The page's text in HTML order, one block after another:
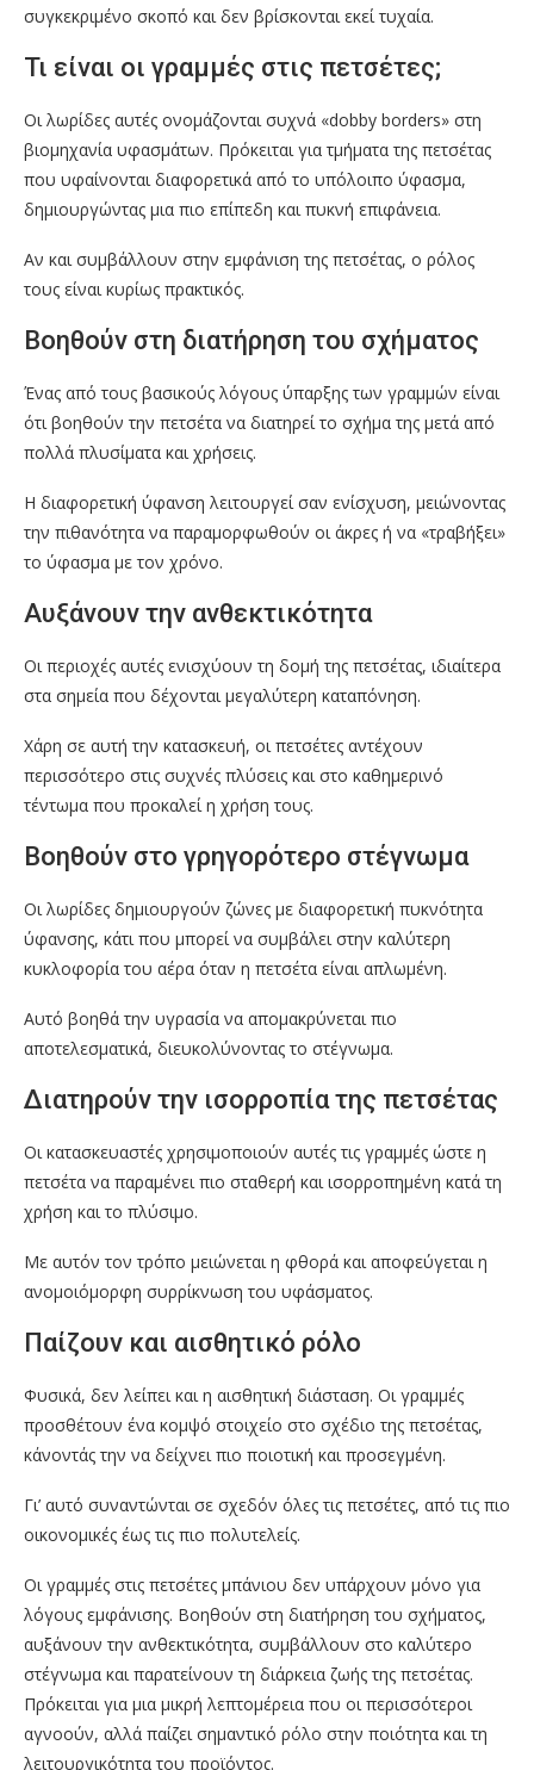
συγκεκριμένο σκοπό και δεν βρίσκονται εκεί τυχαία.
Τι είναι οι γραμμές στις πετσέτες;
Οι λωρίδες αυτές ονομάζονται συχνά «dobby borders» στη
βιομηχανία υφασμάτων. Πρόκειται για τμήματα της πετσέτας
που υφαίνονται διαφορετικά από το υπόλοιπο ύφασμα,
δημιουργώντας μια πιο επίπεδη και πυκνή επιφάνεια.
Αν και συμβάλλουν στην εμφάνιση της πετσέτας, ο ρόλος
τους είναι κυρίως πρακτικός.
Βοηθούν στη διατήρηση του σχήματος
Ένας από τους βασικούς λόγους ύπαρξης των γραμμών είναι
ότι βοηθούν την πετσέτα να διατηρεί το σχήμα της μετά από
πολλά πλυσίματα και χρήσεις.
Η διαφορετική ύφανση λειτουργεί σαν ενίσχυση, μειώνοντας
την πιθανότητα να παραμορφωθούν οι άκρες ή να «τραβήξει»
το ύφασμα με τον χρόνο.
Αυξάνουν την ανθεκτικότητα
Οι περιοχές αυτές ενισχύουν τη δομή της πετσέτας, ιδιαίτερα
στα σημεία που δέχονται μεγαλύτερη καταπόνηση.
Χάρη σε αυτή την κατασκευή, οι πετσέτες αντέχουν
περισσότερο στις συχνές πλύσεις και στο καθημερινό
τέντωμα που προκαλεί η χρήση τους.
Βοηθούν στο γρηγορότερο στέγνωμα
Οι λωρίδες δημιουργούν ζώνες με διαφορετική πυκνότητα
ύφανσης, κάτι που μπορεί να συμβάλει στην καλύτερη
κυκλοφορία του αέρα όταν η πετσέτα είναι απλωμένη.
Αυτό βοηθά την υγρασία να απομακρύνεται πιο
αποτελεσματικά, διευκολύνοντας το στέγνωμα.
Διατηρούν την ισορροπία της πετσέτας
Οι κατασκευαστές χρησιμοποιούν αυτές τις γραμμές ώστε η
πετσέτα να παραμένει πιο σταθερή και ισορροπημένη κατά τη
χρήση και το πλύσιμο.
Με αυτόν τον τρόπο μειώνεται η φθορά και αποφεύγεται η
ανομοιόμορφη συρρίκνωση του υφάσματος.
Παίζουν και αισθητικό ρόλο
Φυσικά, δεν λείπει και η αισθητική διάσταση. Οι γραμμές
προσθέτουν ένα κομψό στοιχείο στο σχέδιο της πετσέτας,
κάνοντάς την να δείχνει πιο ποιοτική και προσεγμένη.
Γι’ αυτό συναντώνται σε σχεδόν όλες τις πετσέτες, από τις πιο
οικονομικές έως τις πιο πολυτελείς.
Οι γραμμές στις πετσέτες μπάνιου δεν υπάρχουν μόνο για
λόγους εμφάνισης. Βοηθούν στη διατήρηση του σχήματος,
αυξάνουν την ανθεκτικότητα, συμβάλλουν στο καλύτερο
στέγνωμα και παρατείνουν τη διάρκεια ζωής της πετσέτας.
Πρόκειται για μια μικρή λεπτομέρεια που οι περισσότεροι
αγνοούν, αλλά παίζει σημαντικό ρόλο στην ποιότητα και τη
λειτουργικότητα του προϊόντος.